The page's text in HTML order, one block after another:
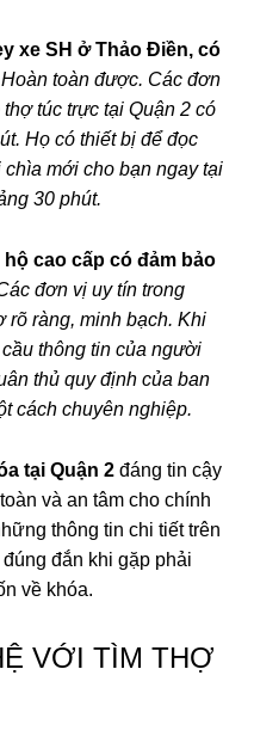
xe SH ở Thảo Điền, có
Hoàn toàn được. Các đơn
túc trực tại Quận 2 có
Họ có thiết bị để đọc
mới cho bạn ngay tại
30 phút.
cao cấp có đảm bảo
đơn vị uy tín trong
rõ ràng, minh bạch. Khi
thông tin của người
thủ quy định của ban
cách chuyên nghiệp.
tại Quận 2 đáng tin cậy
và an tâm cho chính
thông tin chi tiết trên
đắn khi gặp phải
về khóa.
VỚI TÌM THỢ